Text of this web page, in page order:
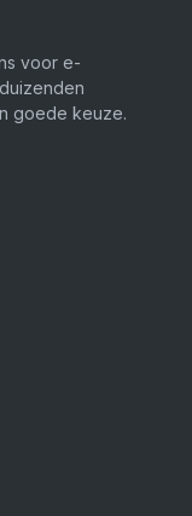
voor e-
goede keuze.